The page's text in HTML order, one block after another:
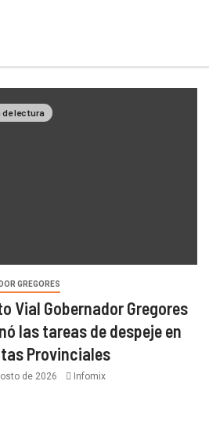
de lectura
GREGORES
Vial Gobernador Gregores
las tareas de despeje en
Provinciales
de 2026 Infomix